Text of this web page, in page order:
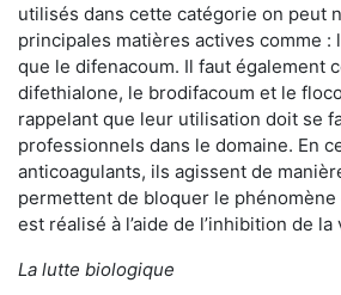
utilisés dans cette catégorie on peut
principales matières actives comme :
que le difenacoum. Il faut également
difethialone, le brodifacoum et le
rappelant que leur utilisation doit se
professionnels dans le domaine. En
anticoagulants, ils agissent de
permettent de bloquer le
est réalisé à l’aide de l’inhibition de la
La lutte biologique